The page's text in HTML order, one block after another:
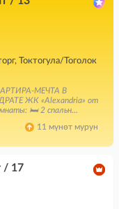
Токтогула/Тоголок
МЕЧТА В
ЖК «Alexandria» от
🛏 2 спальн...
11 мүнөт мурун
/ 17